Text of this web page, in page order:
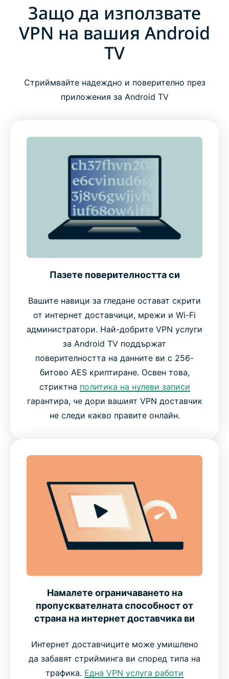
Защо да използвате VPN на вашия Android TV
Как да настроите ExpressVPN на Android TV в
Какво да търсите при избора на VPN за Android
Работи на Android TV приемници и други
Защо да изберете ExpressVPN пред други VPN
Какво казват хората за ExpressVPN
Пробвайте ExpressVPN без риск на вашия
Android TV още днес
Защо да използвате
VPN на вашия Android
TV
Стриймвайте надеждно и поверително през
приложения за Android TV
Пазете поверителността си
Вашите навици за гледане остават скрити
от интернет доставчици, мрежи и Wi-Fi
администратори. Най-добрите VPN услуги
за Android TV поддържат
поверителността на данните ви с 256-
битово AES криптиране. Освен това,
стриктна политика на нулеви записи
гарантира, че дори вашият VPN доставчик
не следи какво правите онлайн.
Намалете ограничаването на
пропусквателната способност от
страна на интернет доставчика ви
Интернет доставчиците може умишлено
да забавят стрийминга ви според типа на
трафика. Една VPN услуга работи